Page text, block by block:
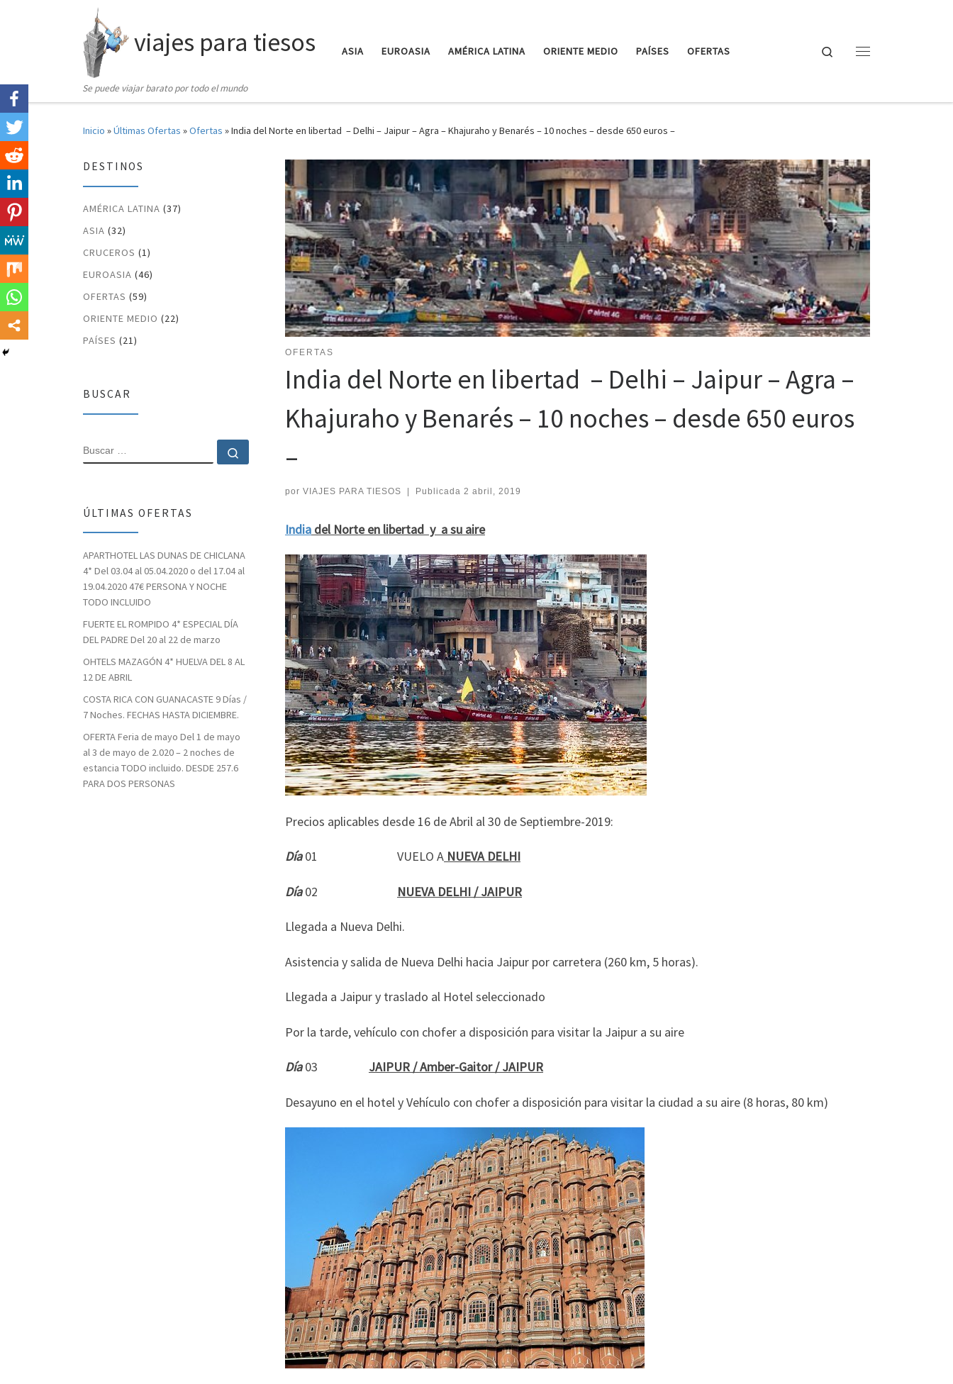
Saltar al contenido
viajes para tiesos
Se puede viajar barato por todo el mundo
ASIA EUROASIA AMÉRICA LATINA ORIENTE MEDIO PAÍSES OFERTAS
Search
Inicio »Últimas Ofertas »Ofertas »India del Norte en libertad – Delhi – Jaipur – Agra – Khajuraho y Benarés – 10 noches – desde 650 euros –
OFERTAS
India del Norte en libertad – Delhi – Jaipur – Agra –
Khajuraho y Benarés – 10 noches – desde 650 euros
–
por VIAJES PARA TIESOS | Publicada 2 abril, 2019
India del Norte en libertad y a su aire
Precios aplicables desde 16 de Abril al 30 de Septiembre-2019:
Día01 VUELO A NUEVA DELHI
Día02 NUEVA DELHI / JAIPUR
Llegada a Nueva Delhi.
Asistencia y salida de Nueva Delhi hacia Jaipur por carretera (260 km, 5 horas).
Llegada a Jaipur y traslado al Hotel seleccionado
Por la tarde, vehículo con chofer a disposición para visitar la Jaipur a su aire
Día03 JAIPUR / Amber-Gaitor / JAIPUR
Desayuno en el hotel y Vehículo con chofer a disposición para visitar la ciudad a su aire (8 horas, 80 km)
DESTINOS
AMÉRICA LATINA (37)
ASIA (32)
CRUCEROS (1)
EUROASIA (46)
OFERTAS (59)
ORIENTE MEDIO (22)
PAÍSES (21)
BUSCAR
BUSCAR
ÚLTIMAS OFERTAS
APARTHOTEL LAS DUNAS DE CHICLANA
4* Del 03.04 al 05.04.2020 o del 17.04 al
19.04.2020 47€ PERSONA Y NOCHE
TODO INCLUIDO
FUERTE EL ROMPIDO 4* ESPECIAL DÍA
DEL PADRE Del 20 al 22 de marzo
OHTELS MAZAGÓN 4* HUELVA DEL 8 AL
12 DE ABRIL
COSTA RICA CON GUANACASTE 9 Días /
7 Noches. FECHAS HASTA DICIEMBRE.
OFERTA Feria de mayo Del 1 de mayo
al 3 de mayo de 2.020 – 2 noches de
estancia TODO incluido. DESDE 257.6
PARA DOS PERSONAS